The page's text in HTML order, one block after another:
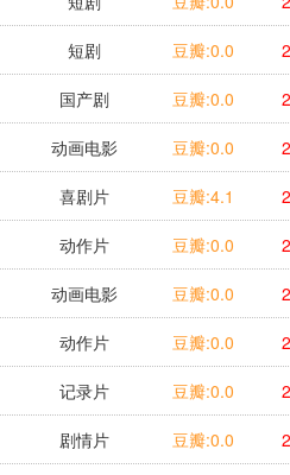
短剧 豆瓣:0.0
国产剧 豆瓣:0.0
动画电影 豆瓣:0.0
喜剧片 豆瓣:4.1
动作片 豆瓣:0.0
动画电影 豆瓣:0.0
动作片 豆瓣:0.0
记录片 豆瓣:0.0
剧情片 豆瓣:0.0